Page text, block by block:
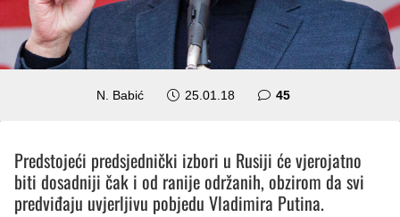
N. Babić 25.01.18 45komentara
Predstojeći predsjednički izbori u Rusiji će vjerojatno
biti dosadniji čak i od ranije održanih, obzirom da svi
predviđaju uvjerljivu pobjedu Vladimira Putina.